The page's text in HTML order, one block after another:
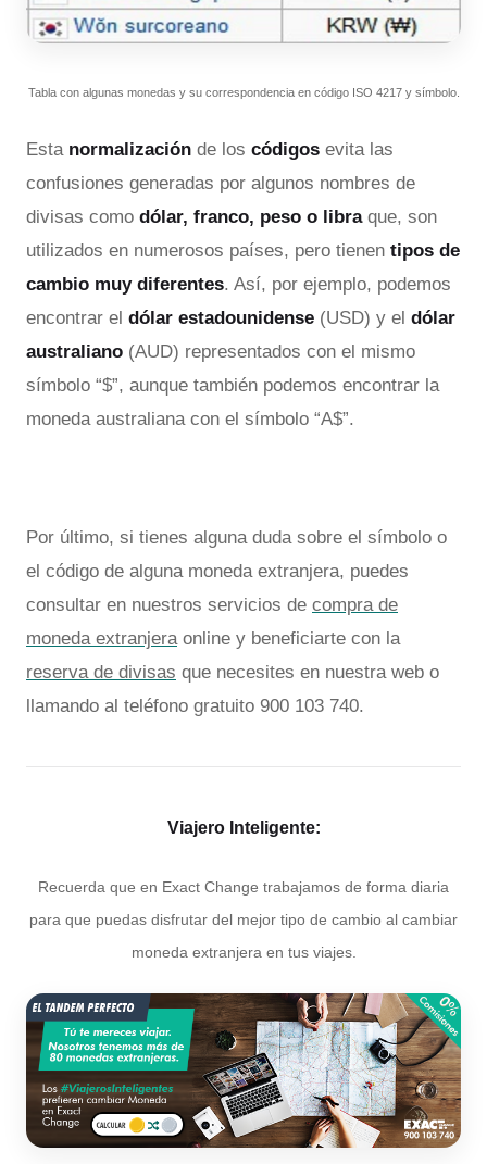
Tabla con algunas monedas y su correspondencia en código ISO 4217 y símbolo.
Esta normalización de los códigos evita las
confusiones generadas por algunos nombres de
divisas como dólar, franco, peso o libraque, son
utilizados en numerosos países, pero tienen tipos de
cambio muy diferentes. Así, por ejemplo, podemos
encontrar el dólar estadounidense (USD) y el dólar
australiano (AUD) representados con el mismo
símbolo “$”, aunque también podemos encontrar la
moneda australiana con el símbolo “A$”.
Por último, si tienes alguna duda sobre el símbolo o
el código de alguna moneda extranjera, puedes
consultar en nuestros servicios de compra de
moneda extranjeraonline y beneficiarte con la
reserva de divisas que necesites en nuestra web o
llamando al teléfono gratuito 900 103 740.
Viajero Inteligente:
Recuerda que en Exact Change trabajamos de forma diaria
para que puedas disfrutar del mejor tipo de cambio al cambiar
moneda extranjera en tus viajes.